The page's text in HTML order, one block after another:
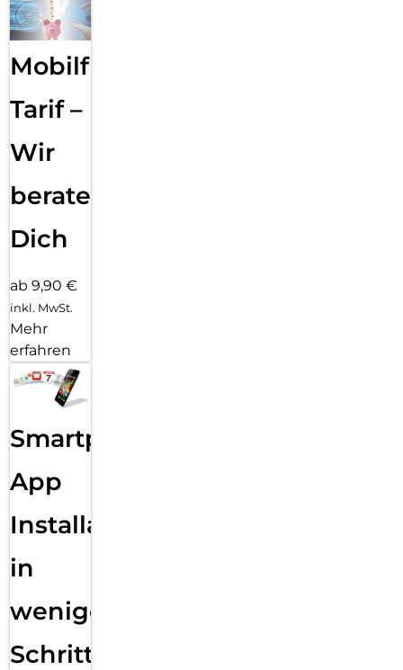
Mobilfunk
Tarif –
Wir
beraten
Dich
ab 9,90 €
inkl. MwSt.
Mehr
erfahren
Smartphone
App
Installation
in
wenigen
Schritten